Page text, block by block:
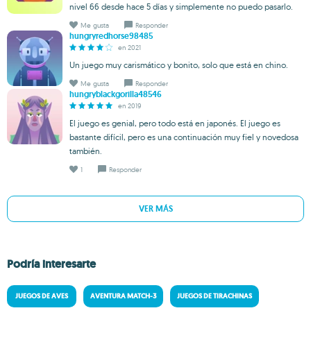
nivel 66 desde hace 5 días y simplemente no puedo pasarlo.
Me gusta Responder
hungryredhorse98485
en 2021
Un juego muy carismático y bonito, solo que está en chino.
Me gusta Responder
hungryblackgorilla48546
en 2019
El juego es genial, pero todo está en japonés. El juego es
bastante difícil, pero es una continuación muy fiel y novedosa
también.
1 Responder
VER MÁS
Podría interesarte
JUEGOS DE AVES AVENTURA MATCH-3 JUEGOS DE TIRACHINAS